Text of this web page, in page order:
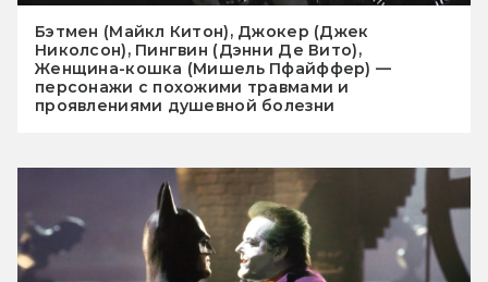
Бэтмен (Майкл Китон), Джокер (Джек
Николсон), Пингвин (Дэнни Де Вито),
Женщина-кошка (Мишель Пфайффер) —
персонажи с похожими травмами и
проявлениями душевной болезни